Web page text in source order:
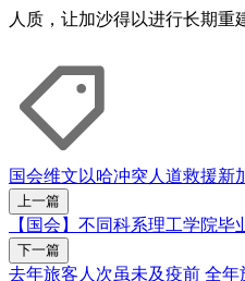
人质，让加沙得以进行长期重
国会维文以哈冲突人道救援新
上一篇
【国会】不同科系理工学院毕
下一篇
去年旅客人次虽未及疫前 全